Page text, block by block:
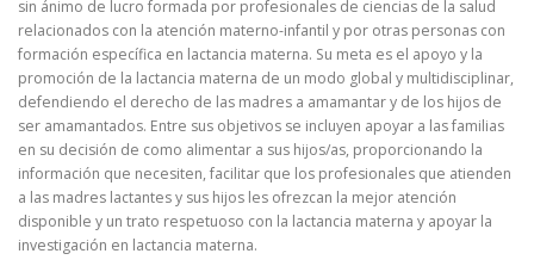
sin ánimo de lucro formada por profesionales de ciencias de la salud
relacionados con la atención materno-infantil y por otras personas con
formación específica en lactancia materna. Su meta es el apoyo y la
promoción de la lactancia materna de un modo global y multidisciplinar,
defendiendo el derecho de las madres a amamantar y de los hijos de
ser amamantados. Entre sus objetivos se incluyen apoyar a las familias
en su decisión de como alimentar a sus hijos/as, proporcionando la
información que necesiten, facilitar que los profesionales que atienden
a las madres lactantes y sus hijos les ofrezcan la mejor atención
disponible y un trato respetuoso con la lactancia materna y apoyar la
investigación en lactancia materna.